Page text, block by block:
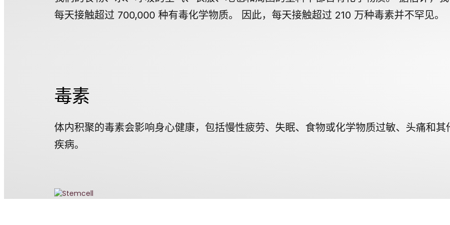
每天接触超过 700,000 种有毒化学物质。 因此，每天接触超过 210 万种毒素并不罕见。
毒素
体内积聚的毒素会影响身心健康，包括慢性疲劳、失眠、食物或化学物质过敏、头痛和其
疾病。